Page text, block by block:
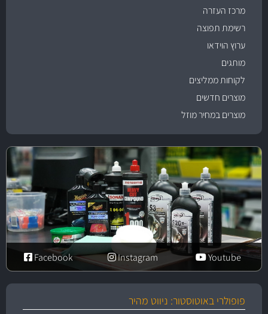
מרכז העזרה
רשימת תפוצה
ערוץ הוידאו
מותגים
לקוחות ממליצים
מוצרים חדשים
מוצרים במחיר מוזל
Youtube
Instagram
Facebook
פופולרי באוטוסטור: ניווט מהיר